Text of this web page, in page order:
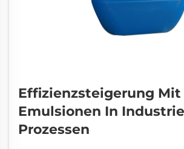
Effizienzsteigerung Mit
Emulsionen In
Prozessen